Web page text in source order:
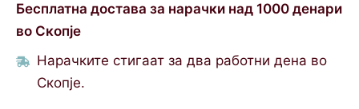
Бесплатна достава за нарачки над 1000 денари
во Скопје
Нарачките стигаат за два работни дена во
Скопје.